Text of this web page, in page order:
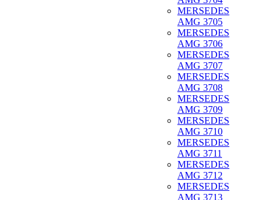
MERSEDES
AMG 3705
MERSEDES
AMG 3706
MERSEDES
AMG 3707
MERSEDES
AMG 3708
MERSEDES
AMG 3709
MERSEDES
AMG 3710
MERSEDES
AMG 3711
MERSEDES
AMG 3712
MERSEDES
AMG 3713